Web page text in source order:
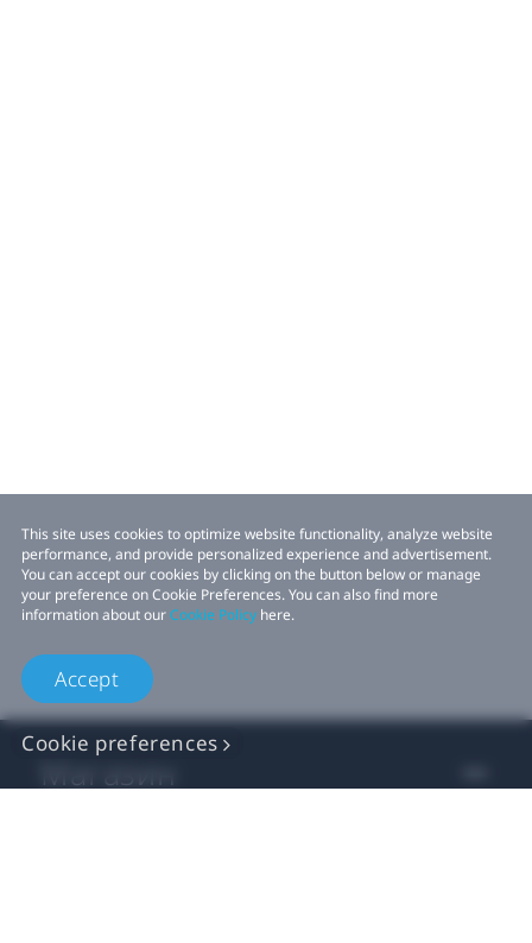
This site uses cookies to optimize website functionality, analyze website
performance, and provide personalized experience and advertisement.
You can accept our cookies by clicking on the button below or manage
your preference on Cookie Preferences. You can also find more
information about ourCookie Policy here.
Accept
Cookie preferences
Магазин